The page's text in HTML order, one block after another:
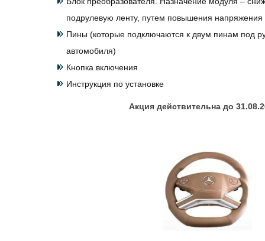
подрулевую ленту, путем повышения напряжения
Пины (которые подключаются к двум пинам под
автомобиля)
Кнопка включения
Инструкция по установке
Акция действительна до